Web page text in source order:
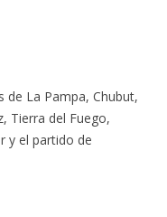
de La Pampa, Chubut,
Tierra del Fuego,
y el partido de